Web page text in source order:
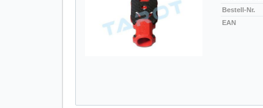
Bestell-Nr.
EAN